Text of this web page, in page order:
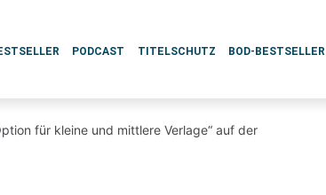
PODCAST TITELSCHUTZ BOD-BESTSELLER
für kleine und mittlere Verlage“ auf der